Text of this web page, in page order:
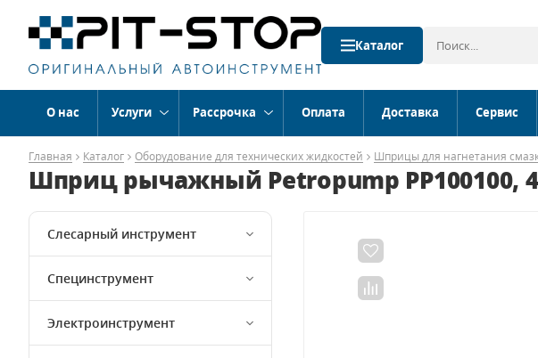
Каталог
О нас Услуги Рассрочка Оплата Доставка Сервис
Главная Каталог Оборудование для технических жидкостей Шприцы для нагнетания
Шприц рычажный Petropump PP100100,
Слесарный инструмент
Специнструмент
Электроинструмент